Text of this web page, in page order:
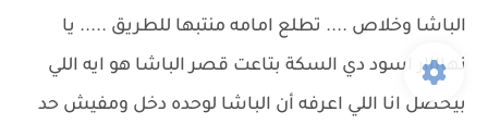
الباشا وخلاص .... تطلع امامه منتبها للطريق ..... يا
نهاااار اسود دي السكة بتاعت قصر الباشا هو ايه اللي
بيحصل انا اللي اعرفه أن الباشا لوحده دخل ومفيش حد